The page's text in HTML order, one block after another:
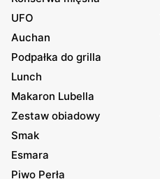
UFO
Auchan
Podpałka do grilla
Lunch
Makaron Lubella
Zestaw obiadowy
Smak
Esmara
Piwo Perła